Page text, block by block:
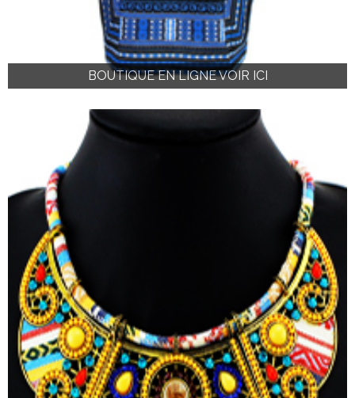
BOUTIQUE EN LIGNE VOIR ICI